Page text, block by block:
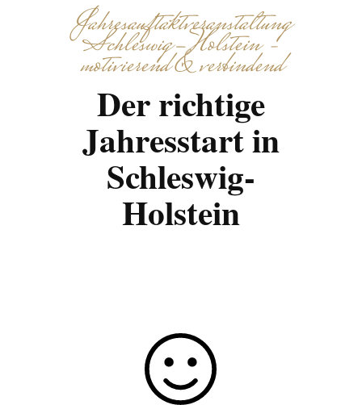
Jahresauftaktveranstaltung
Schleswig-Holstein –
motivierend & verbindend
Der richtige
Jahresstart in
Schleswig-
Holstein